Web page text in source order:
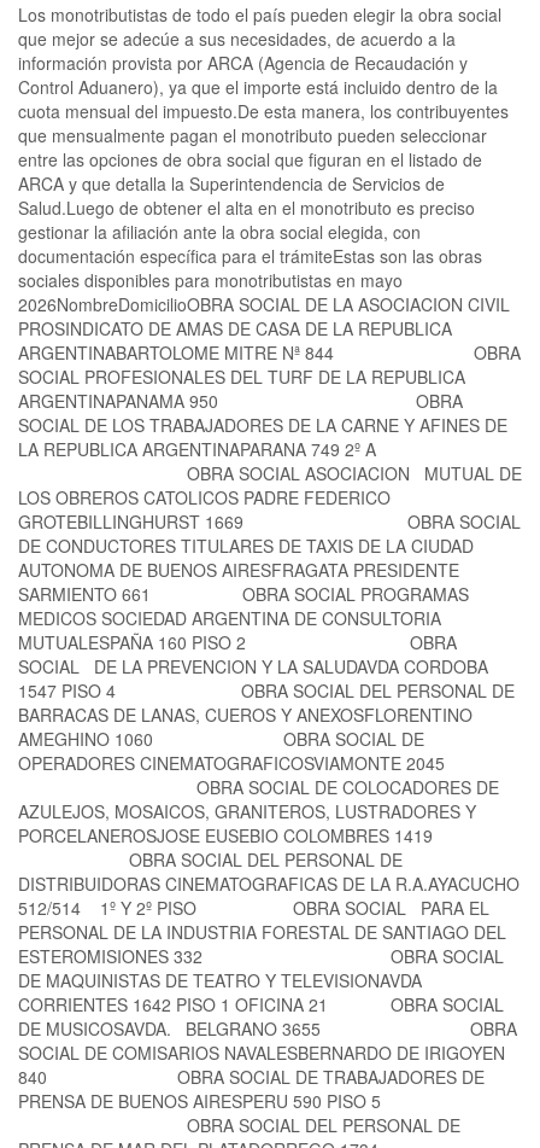
Los monotributistas de todo el país pueden elegir la obra social
que mejor se adecúe a sus necesidades, de acuerdo a la
información provista por ARCA (Agencia de Recaudación y
Control Aduanero), ya que el importe está incluido dentro de la
cuota mensual del impuesto.De esta manera, los contribuyentes
que mensualmente pagan el monotributo pueden seleccionar
entre las opciones de obra social que figuran en el listado de
ARCA y que detalla la Superintendencia de Servicios de
Salud.Luego de obtener el alta en el monotributo es preciso
gestionar la afiliación ante la obra social elegida, con
documentación específica para el trámiteEstas son las obras
sociales disponibles para monotributistas en mayo
2026NombreDomicilioOBRA SOCIAL DE LA ASOCIACION CIVIL
PROSINDICATO DE AMAS DE CASA DE LA REPUBLICA
ARGENTINABARTOLOME MITRE Nª 844 OBRA
SOCIAL PROFESIONALES DEL TURF DE LA REPUBLICA
ARGENTINAPANAMA 950 OBRA
SOCIAL DE LOS TRABAJADORES DE LA CARNE Y AFINES DE
LA REPUBLICA ARGENTINAPARANA 749 2º A
OBRA SOCIAL ASOCIACION MUTUAL DE
LOS OBREROS CATOLICOS PADRE FEDERICO
GROTEBILLINGHURST 1669 OBRA SOCIAL
DE CONDUCTORES TITULARES DE TAXIS DE LA CIUDAD
AUTONOMA DE BUENOS AIRESFRAGATA PRESIDENTE
SARMIENTO 661 OBRA SOCIAL PROGRAMAS
MEDICOS SOCIEDAD ARGENTINA DE CONSULTORIA
MUTUALESPAÑA 160 PISO 2 OBRA
SOCIAL DE LA PREVENCION Y LA SALUDAVDA CORDOBA
1547 PISO 4 OBRA SOCIAL DEL PERSONAL DE
BARRACAS DE LANAS, CUEROS Y ANEXOSFLORENTINO
AMEGHINO 1060 OBRA SOCIAL DE
OPERADORES CINEMATOGRAFICOSVIAMONTE 2045
OBRA SOCIAL DE COLOCADORES DE
AZULEJOS, MOSAICOS, GRANITEROS, LUSTRADORES Y
PORCELANEROSJOSE EUSEBIO COLOMBRES 1419
OBRA SOCIAL DEL PERSONAL DE
DISTRIBUIDORAS CINEMATOGRAFICAS DE LA R.A.AYACUCHO
512/514 1º Y 2º PISO OBRA SOCIAL PARA EL
PERSONAL DE LA INDUSTRIA FORESTAL DE SANTIAGO DEL
ESTEROMISIONES 332 OBRA SOCIAL
DE MAQUINISTAS DE TEATRO Y TELEVISIONAVDA
CORRIENTES 1642 PISO 1 OFICINA 21 OBRA SOCIAL
DE MUSICOSAVDA. BELGRANO 3655 OBRA
SOCIAL DE COMISARIOS NAVALESBERNARDO DE IRIGOYEN
840 OBRA SOCIAL DE TRABAJADORES DE
PRENSA DE BUENOS AIRESPERU 590 PISO 5
OBRA SOCIAL DEL PERSONAL DE